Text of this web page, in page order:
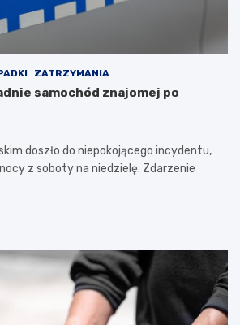
ZATRZYMANIA
samochód znajomej po
doszło do niepokojącego incydentu,
z soboty na niedzielę. Zdarzenie